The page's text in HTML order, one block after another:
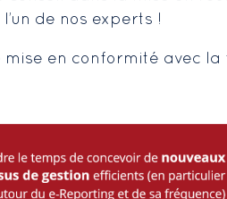
de nos experts !
mise en conformité avec